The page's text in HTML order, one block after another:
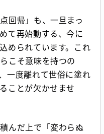
回帰」も、一旦まっ
て再始動する、今に
められています。これ
こそ意味を持つの
一度離れて世俗に塗れ
ことが欠かせませ
んだ上で「変わらぬ